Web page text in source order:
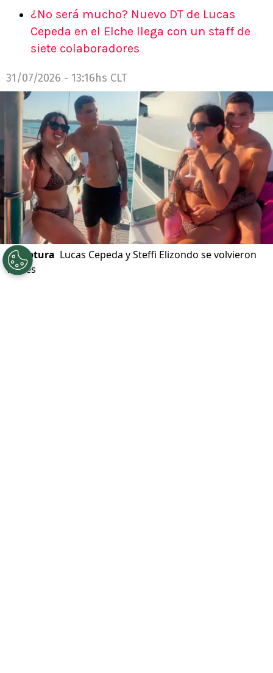
¿No será mucho? Nuevo DT de Lucas
Cepeda en el Elche llega con un staff de
siete colaboradores
31/07/2026 - 13:16hs CLT
©captura Lucas Cepeda y Steffi Elizondo se volvieron
virales